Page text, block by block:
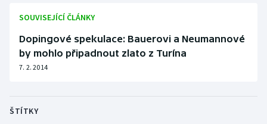
Plážový volejbal
Rychlobruslení
SOUVISEJÍCÍ ČLÁNKY
Dopingové spekulace: Bauerovi a Neumannové
by mohlo připadnout zlato z Turína
7. 2. 2014
ŠTÍTKY